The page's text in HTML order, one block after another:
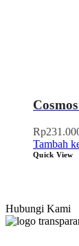
Rp
Tambah
Quick View
Hubungi Kami